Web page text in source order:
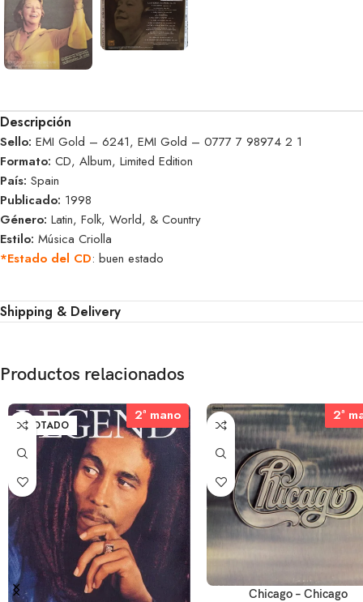
Descripción
Sello: EMI Gold – 6241, EMI Gold – 0777 7 98974 2 1
Formato: CD, Album, Limited Edition
País: Spain
Publicado: 1998
Género: Latin, Folk, World, & Country
Estilo: Música Criolla
*Estado del CD: buen estado
Shipping & Delivery
Productos relacionados
AGOTADO
2ª mano
2ª mano 2ª
2ª
Chicago – Chicago